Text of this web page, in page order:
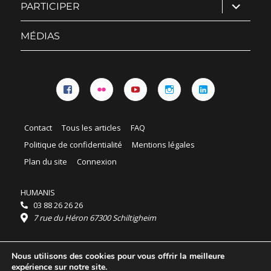
PARTICIPER ouvrir
le
sous-
MÉDIAS
Contact Tous les articles
FAQ
Politique de confidentialité
Mentions légales
Plan du site
Connexion
HUMANIS
03 88 26 26 26
7 rue du Héron 67300 Schiltigheim
Horaires :
HUMANIS : du lundi au vendredi 9h - 18h
Nous utilisons des cookies pour vous offrir la meilleure
expérience sur notre site.